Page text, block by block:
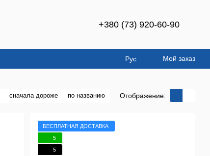
+380 (73) 920-60-90
Рус Мой заказ
сначала дороже по названию Отображение:
БЕСПЛАТНАЯ ДОСТАВКА
5
5